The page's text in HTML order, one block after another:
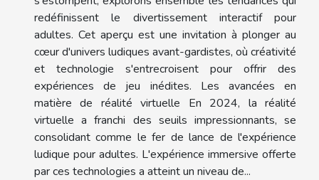
redéfinissent le divertissement interactif pour
adultes. Cet aperçu est une invitation à plonger au
cœur d'univers ludiques avant-gardistes, où créativité
et technologie s'entrecroisent pour offrir des
expériences de jeu inédites. Les avancées en
matière de réalité virtuelle En 2024, la réalité
virtuelle a franchi des seuils impressionnants, se
consolidant comme le fer de lance de l'expérience
ludique pour adultes. L'expérience immersive offerte
par ces technologies a atteint un niveau de...